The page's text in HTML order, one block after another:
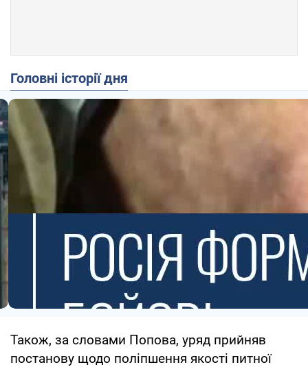
Головні історії дня
Також, за словами Попова, уряд прийняв
постанову щодо поліпшення якості питної